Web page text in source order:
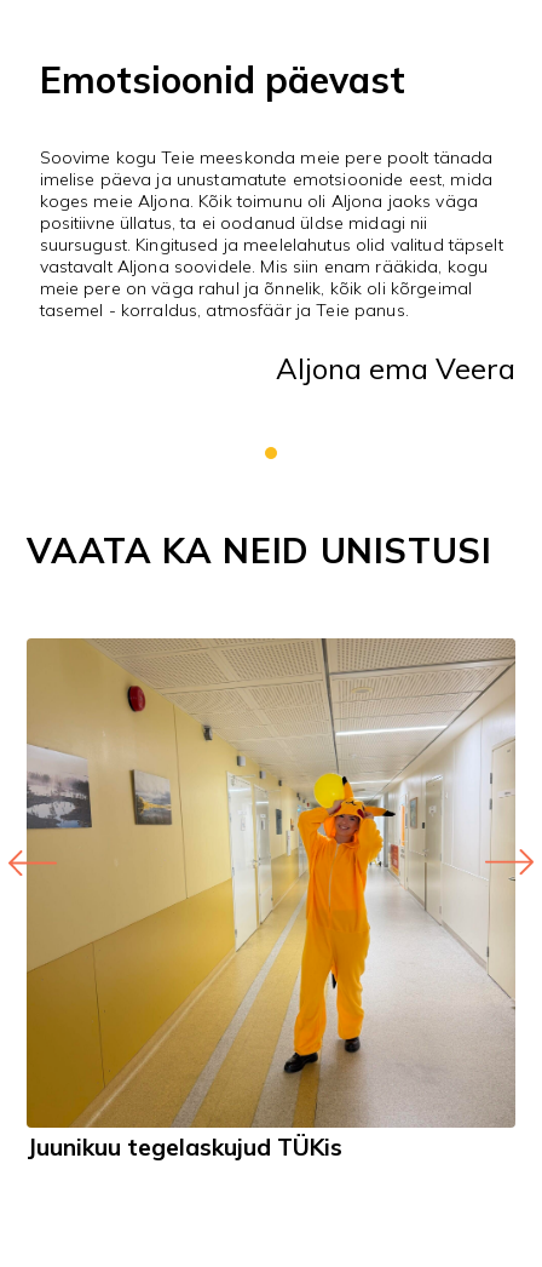
Emotsioonid päevast
Soovime kogu Teie meeskonda meie pere poolt tänada
imelise päeva ja unustamatute emotsioonide eest, mida
koges meie Aljona. Kõik toimunu oli Aljona jaoks väga
positiivne üllatus, ta ei oodanud üldse midagi nii
suursugust. Kingitused ja meelelahutus olid valitud täpselt
vastavalt Aljona soovidele. Mis siin enam rääkida, kogu
meie pere on väga rahul ja õnnelik, kõik oli kõrgeimal
tasemel - korraldus, atmosfäär ja Teie panus.
Aljona ema Veera
VAATA KA NEID UNISTUSI
Juunikuu tegelaskujud TÜKis